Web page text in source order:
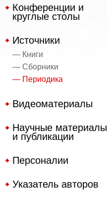
Конференции и
круглые столы
Источники
— Книги
— Сборники
— Периодика
Видеоматериалы
Научные материалы
и публикации
Персоналии
Указатель авторов